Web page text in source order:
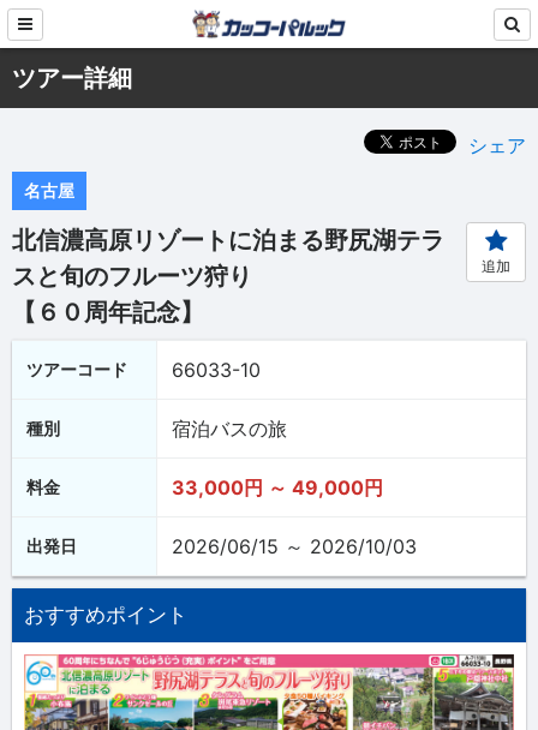
ツアー詳細
シェア
名古屋
北信濃高原リゾートに泊まる野尻湖テラ
スと旬のフルーツ狩り
【６０周年記念】
追加
ツアーコード 66033-10
種別 宿泊バスの旅
料金 33,000円 ～ 49,000円
出発日 2026/06/15 ～ 2026/10/03
おすすめポイント